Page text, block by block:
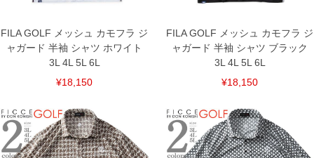
FILA GOLF メッシュ カモフラ ジ
ャガード 半袖 シャツ ホワイト
3L 4L 5L 6L
¥18,150
FILA GOLF メッシュ カモフラ ジ
ャガード 半袖 シャツ ブラック
3L 4L 5L 6L
¥18,150